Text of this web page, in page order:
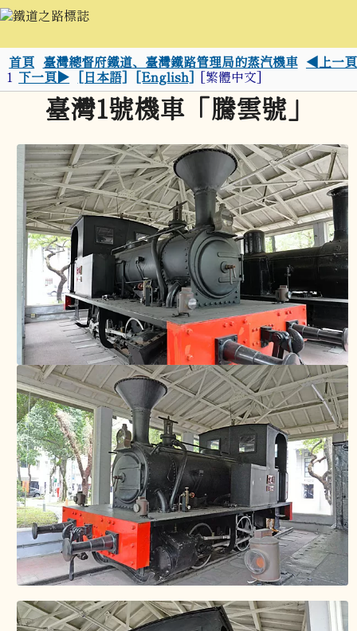
首頁 臺灣總督府鐵道、臺灣鐵路管理局的蒸汽機車 ◀上一頁
1 下一頁▶ [日本語] [English] [繁體中文]
臺灣1號機車「騰雲號」